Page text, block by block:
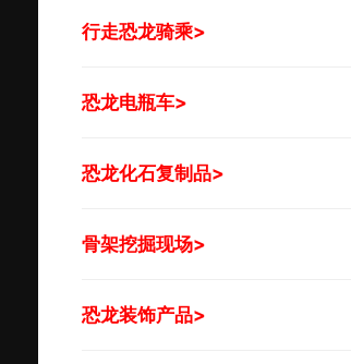
行走恐龙骑乘>
恐龙电瓶车>
恐龙化石复制品>
骨架挖掘现场>
恐龙装饰产品>